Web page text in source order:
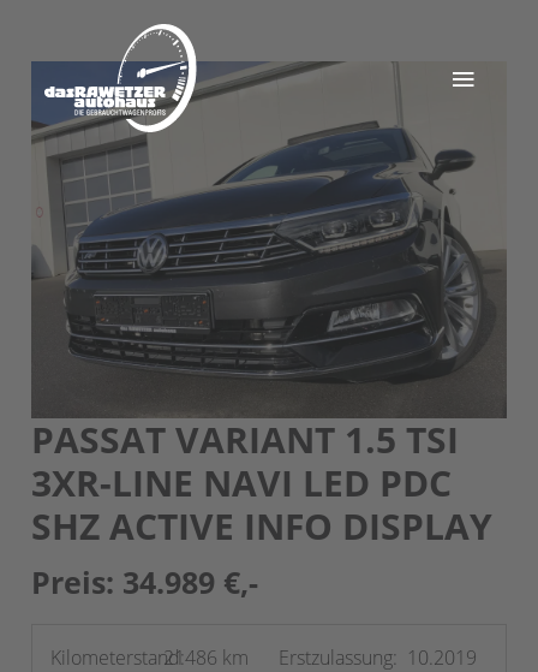
PASSAT VARIANT 1.5 TSI
3XR-LINE NAVI LED PDC
SHZ ACTIVE INFO DISPLAY
Preis: 34.989 €,-
Kilometerstand:21486 km Erstzulassung: 10.2019